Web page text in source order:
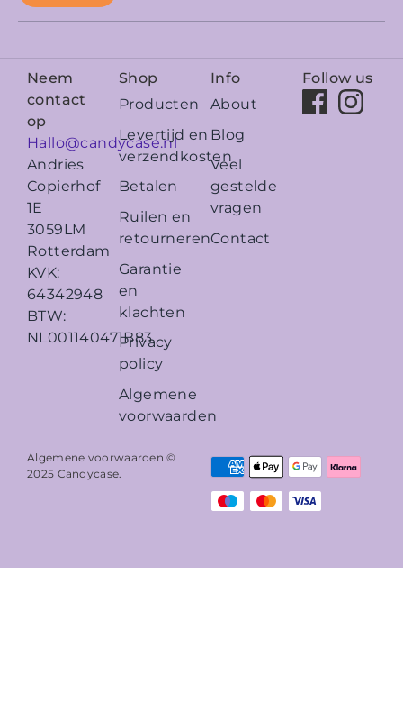
Neem
contact
op
Hallo@candycase.nl
Andries
Copierhof
1E
3059LM
Rotterdam
KVK:
64342948
BTW:
NL001140471B83
Shop
Producten
Levertijd en
verzendkosten
Betalen
Ruilen en
retourneren
Garantie
en
klachten
Privacy
policy
Algemene
voorwaarden
Info
About
Blog
Veel
gestelde
vragen
Contact
Follow us
Algemene voorwaarden ©
2025 Candycase